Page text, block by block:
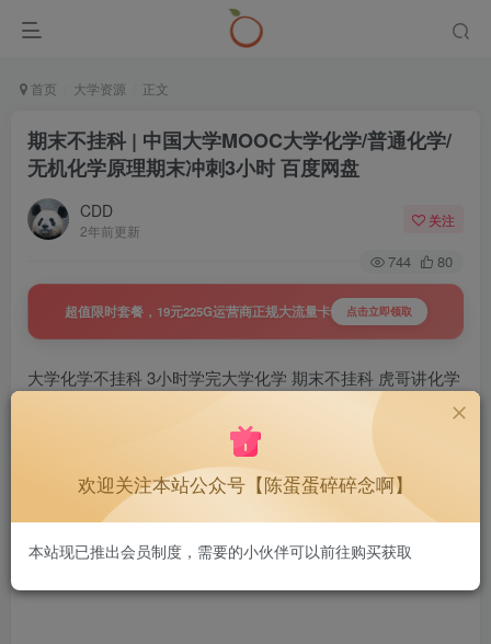
首页 大学资源 正文
期末不挂科 | 中国大学MOOC大学化学/普通化学/
无机化学原理期末冲刺3小时 百度网盘
CDD
2年前更新
关注
744 80
超值限时套餐，19元225G运营商正规大流量卡 点击立即领取
大学化学不挂科 3小时学完大学化学 期末不挂科 虎哥讲化学
欢迎关注本站公众号【陈蛋蛋碎碎念啊】
本站现已推出会员制度，需要的小伙伴可以前往购买获取